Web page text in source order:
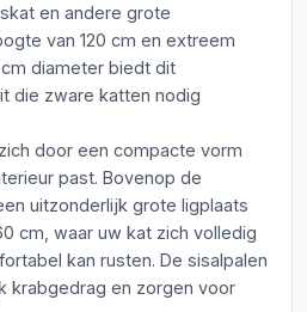
en andere grote
van 120 cm en extreem
diameter biedt dit
die zware katten nodig
door een compacte vorm
past. Bovenop de
uitzonderlijk grote ligplaats
cm, waar uw kat zich volledig
kan rusten. De sisalpalen
krabgedrag en zorgen voor